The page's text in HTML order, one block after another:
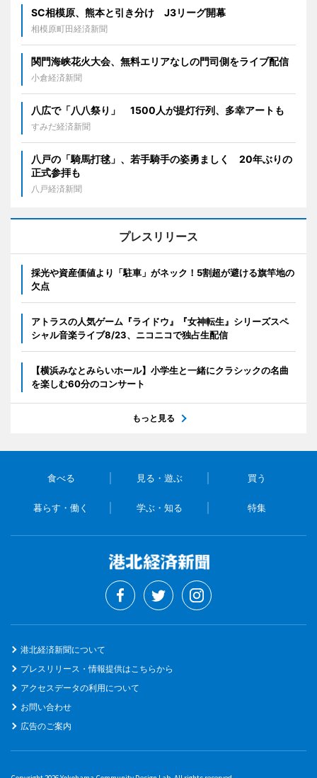
SC相模原、熊本と引き分け J3リーグ開幕
相模原町田経済新聞
関門海峡花火大会、無料エリアなしの門司側をライブ配信
小倉経済新聞
八広で「八八祭り」 1500人が提灯行列、多幸アートも
すみだ経済新聞
八戸の「騎馬打毬」、若手騎手の姿勇ましく 20年ぶりの
正式参拝も
八戸経済新聞
プレスリリース
採光や資産価値より「駐車」がネック！5割超が避ける旗竿地の
欠点
アトラスの人気ゲーム『ライドウ』『女神転生』シリーズスペ
シャル音楽ライブ8/23、ニコニコで独占生配信
【横浜みなとみらいホール】小学生と一緒にクラシックの名曲
を楽しむ60分のコンサート
もっと見る
食べる 見る・遊ぶ 買う
暮らす・働く 学ぶ・知る 特集
港北経済新聞について
プレスリリース・情報提供はこちらから
アクセスデータの利用について
お問い合わせ
広告のご案内